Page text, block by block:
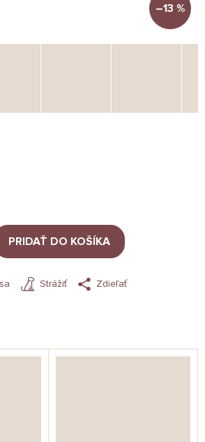
–13 %
PRIDAŤ DO KOŠÍKA
Strážiť Zdieľať